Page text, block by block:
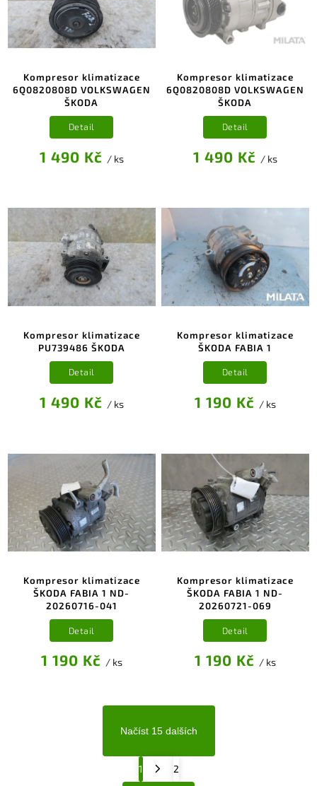
Kompresor klimatizace
6Q0820808D VOLKSWAGEN
ŠKODA
1 490 Kč / ks
Detail
Kompresor klimatizace
6Q0820808D VOLKSWAGEN
ŠKODA
1 490 Kč / ks
Detail
Kompresor klimatizace
PU739486 ŠKODA
1 490 Kč / ks
Detail
Kompresor klimatizace
ŠKODA FABIA 1
1 190 Kč / ks
Detail
Kompresor klimatizace
ŠKODA FABIA 1 ND-
20260716-041
1 190 Kč / ks
Detail
Kompresor klimatizace
ŠKODA FABIA 1 ND-
20260721-069
1 190 Kč / ks
Detail
Načíst 15 dalších
1 2